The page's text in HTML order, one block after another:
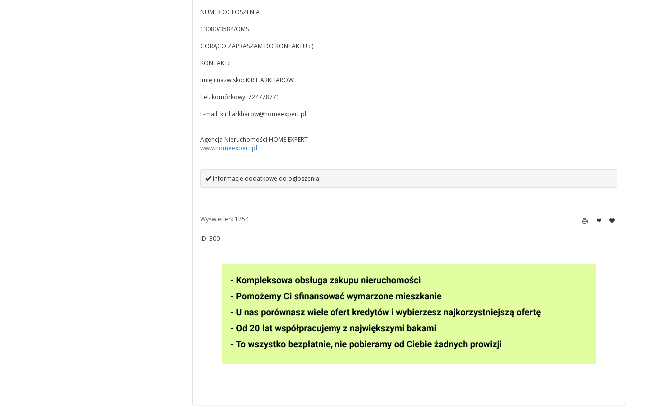
NUMER OGŁOSZENIA
13080/3584/OMS
GORĄCO ZAPRASZAM DO KONTAKTU : )
KONTAKT:
Imię i nazwisko: KIRIL ARKHAROW
Tel. komórkowy: 724778771
E-mail: kiril.arkharow@homeexpert.pl
Agencja Nieruchomości HOME EXPERT
www.homeexpert.pl
Informacje dodatkowe do ogłoszenia:
Wyświetleń: 1254
ID: 300